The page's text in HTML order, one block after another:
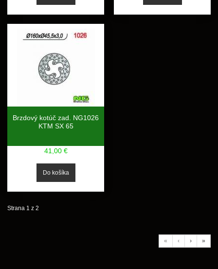
Brzdový kotúč zad. NG1026
KTM SX 65
41,00 €
Strana 1 z 2
« ‹ › »